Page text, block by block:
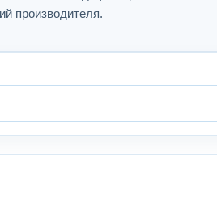
производителя.